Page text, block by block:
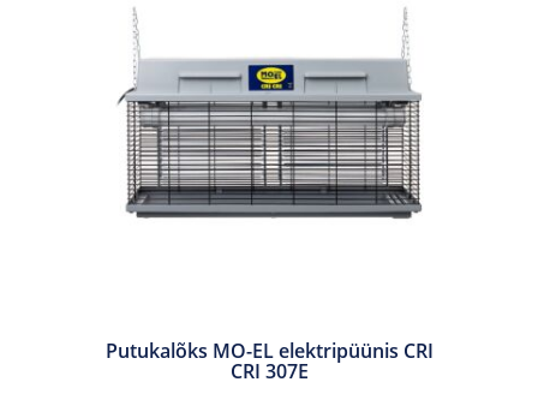
Putukalõks MO-EL elektripüünis CRI
CRI 307E